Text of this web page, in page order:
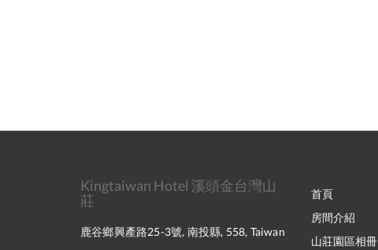
Kingtaiwan Hotel 溪頭金台灣山
莊
鹿谷鄉興產路25-3號, 南投縣, 558, Taiwan
首頁
房間介紹
山莊園區相冊